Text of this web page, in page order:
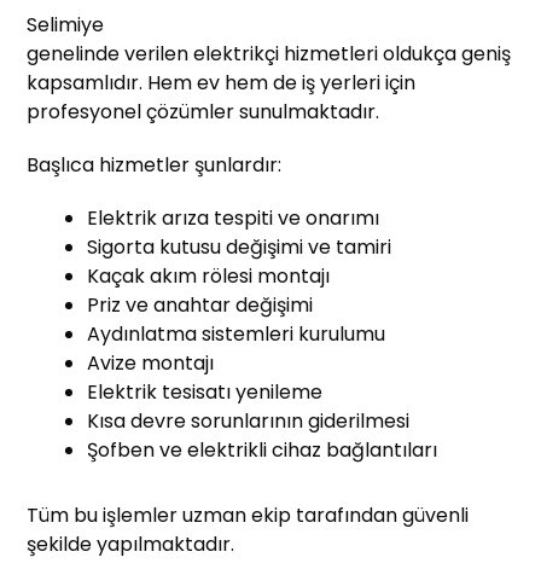
Selimiye
genelinde verilen elektrikçi hizmetleri oldukça geniş
kapsamlıdır. Hem ev hem de iş yerleri için
profesyonel çözümler sunulmaktadır.
Başlıca hizmetler şunlardır:
Elektrik arıza tespiti ve onarımı
Sigorta kutusu değişimi ve tamiri
Kaçak akım rölesi montajı
Priz ve anahtar değişimi
Aydınlatma sistemleri kurulumu
Avize montajı
Elektrik tesisatı yenileme
Kısa devre sorunlarının giderilmesi
Şofben ve elektrikli cihaz bağlantıları
Tüm bu işlemler uzman ekip tarafından güvenli
şekilde yapılmaktadır.